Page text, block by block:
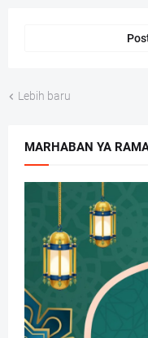
Lebih baru
MARHABAN YA